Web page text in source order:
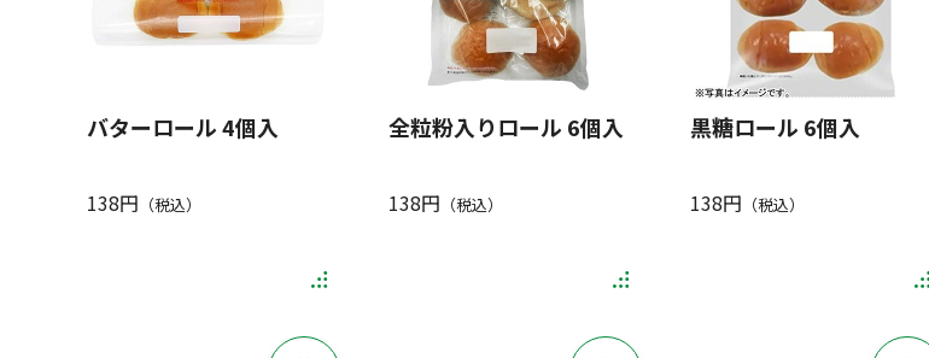
バターロール 4個入
138円 （税込）
全粒粉入りロール 6個入
138円 （税込）
黒糖ロール 6個入
138円 （税込）